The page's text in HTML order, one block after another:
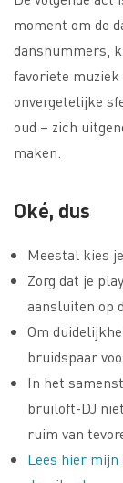
moment om de
dansnummers,
favoriete muziek
onvergetelijke
oud – zich
maken.
Oké, dus
Meestal kies
Zorg dat je
aansluiten op
Om
bruidspaar
In het
bruiloft-DJ
ruim van
Lees hier